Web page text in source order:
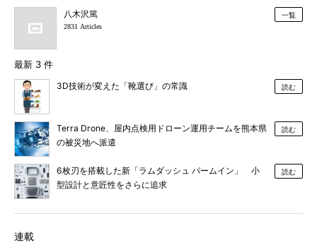
八木沢篤
2831 Articles
一覧
最新 3 件
3D技術が変えた「靴選び」の常識 読む
Terra Drone、屋内点検用ドローン運用チームを熊本県
の被災地へ派遣
読む
6枚刃を搭載した新「ラムダッシュ パームイン」 小
型設計と意匠性をさらに追求
読む
連載